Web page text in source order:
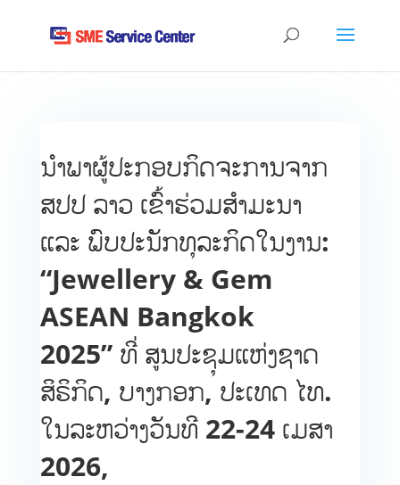
ນຳພາຜູ້ປະກອບກິດຈະການຈາກ
ສປປ ລາວ ເຂົ້າຮ່ວມສໍາມະນາ
ແລະ ພົບປະນັກທຸລະກິດໃນງານ:
“Jewellery & Gem
ASEAN Bangkok
2025” ທີ່ ສູນປະຊຸມແຫ່ງຊາດ
ສິຣິກິດ, ບາງກອກ, ປະເທດ ໄທ.
ໃນລະຫວ່າງວັນທີ 22-24 ເມສາ
2026,